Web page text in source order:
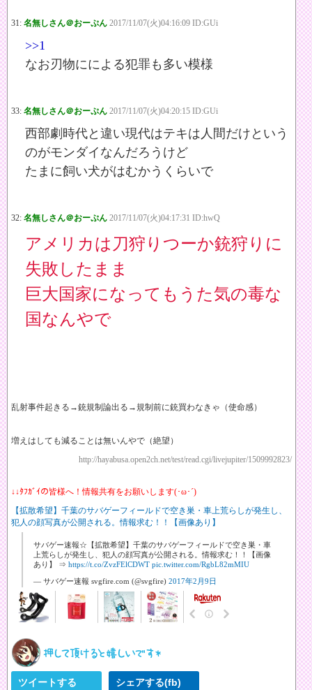
31: 名無しさん＠おーぷん 2017/11/07(火)04:16:09 ID:GUi
>>1
なお刃物にによる犯罪も多い模様
33: 名無しさん＠おーぷん 2017/11/07(火)04:20:15 ID:GUi
西部劇時代と違い現代はテキは人間だけという
のがモンダイなんだろうけど
たまに飼い犬がはむかうくらいで
32: 名無しさん＠おーぷん 2017/11/07(火)04:17:31 ID:hwQ
アメリカは刀狩りつーか銃狩りに
失敗したまま
巨大国家になってもうた気の毒な
国なんやで
乱射事件起きる→銃規制論出る→規制前に銃買わなきゃ（使命感）
増えはしても減ることは無いんやで（絶望）
http://hayabusa.open2ch.net/test/read.cgi/livejupiter/1509992823/
↓↓ﾀﾌｶﾞｲの皆様へ！情報共有をお願いします(･ω･´)
【拡散希望】千葉のサバゲーフィールドで空き巣・車上荒らしが発生し、
犯人の顔写真が公開される。情報求む！！【画像あり】
サバゲー速報☆【拡散希望】千葉のサバゲーフィールドで空き巣・車
上荒らしが発生し、犯人の顔写真が公開される。情報求む！！【画像
あり】 ⇒ https://t.co/ZvzFElCDWT pic.twitter.com/RgbL82mMIU
— サバゲー速報 svgfire.com (@svgfire) 2017年2月9日
ツイートする シェアする(fb)